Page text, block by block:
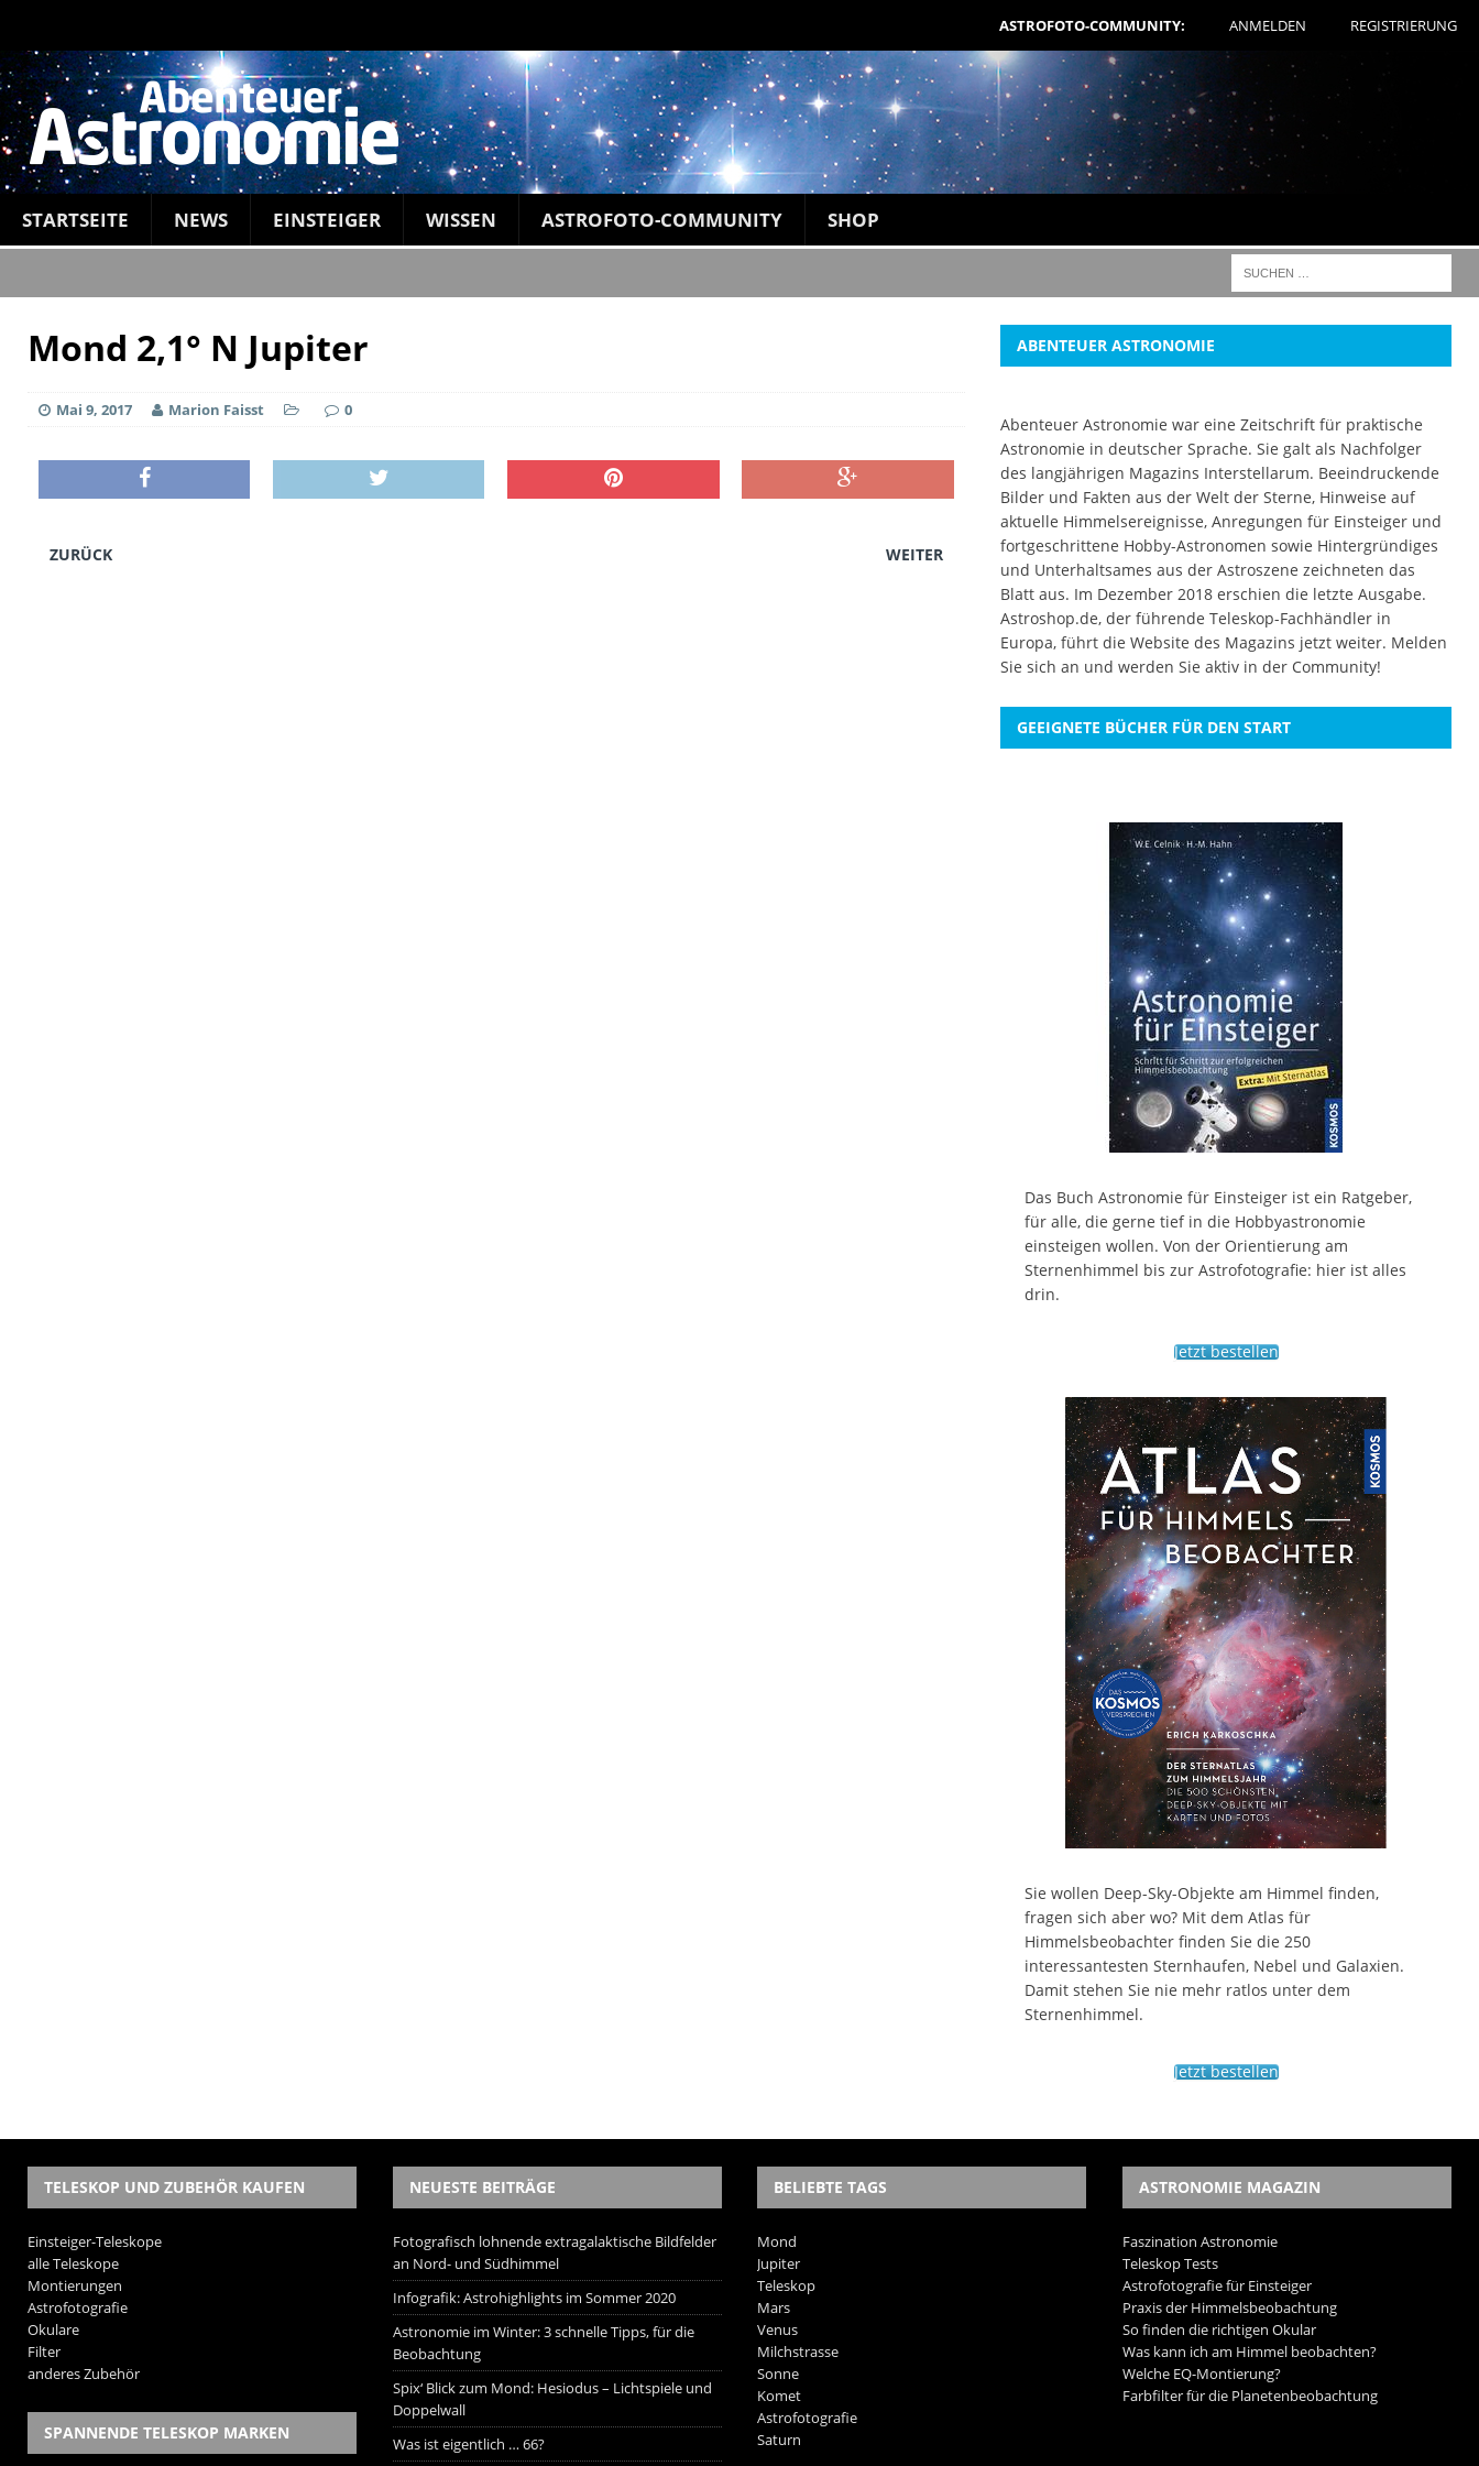
ASTROFOTO-COMMUNITY: ANMELDEN REGISTRIERUNG
STARTSEITE NEWS EINSTEIGER WISSEN ASTROFOTO-COMMUNITY SHOP
Mond 2,1° N Jupiter
Mai 9, 2017 Marion Faisst 0
ZURÜCK WEITER
ABENTEUER ASTRONOMIE
Abenteuer Astronomie war eine Zeitschrift für praktische
Astronomie in deutscher Sprache. Sie galt als Nachfolger
des langjährigen Magazins Interstellarum. Beeindruckende
Bilder und Fakten aus der Welt der Sterne, Hinweise auf
aktuelle Himmelsereignisse, Anregungen für Einsteiger und
fortgeschrittene Hobby-Astronomen sowie Hintergründiges
und Unterhaltsames aus der Astroszene zeichneten das
Blatt aus. Im Dezember 2018 erschien die letzte Ausgabe.
Astroshop.de, der führende Teleskop-Fachhändler in
Europa, führt die Website des Magazins jetzt weiter. Melden
Sie sich an und werden Sie aktiv in der Community!
GEEIGNETE BÜCHER FÜR DEN START
Das Buch Astronomie für Einsteiger ist ein Ratgeber,
für alle, die gerne tief in die Hobbyastronomie
einsteigen wollen. Von der Orientierung am
Sternenhimmel bis zur Astrofotografie: hier ist alles
drin.
Jetzt bestellen
Sie wollen Deep-Sky-Objekte am Himmel finden,
fragen sich aber wo? Mit dem Atlas für
Himmelsbeobachter finden Sie die 250
interessantesten Sternhaufen, Nebel und Galaxien.
Damit stehen Sie nie mehr ratlos unter dem
Sternenhimmel.
Jetzt bestellen
TELESKOP UND ZUBEHÖR KAUFEN
Einsteiger-Teleskope
alle Teleskope
Montierungen
Astrofotografie
Okulare
Filter
anderes Zubehör
SPANNENDE TELESKOP MARKEN
NEUESTE BEITRÄGE
Fotografisch lohnende extragalaktische Bildfelder
an Nord- und Südhimmel
Infografik: Astrohighlights im Sommer 2020
Astronomie im Winter: 3 schnelle Tipps, für die
Beobachtung
Spix‘ Blick zum Mond: Hesiodus – Lichtspiele und
Doppelwall
Was ist eigentlich … 66?
BELIEBTE TAGS
Mond
Jupiter
Teleskop
Mars
Venus
Milchstrasse
Sonne
Komet
Astrofotografie
Saturn
ASTRONOMIE MAGAZIN
Faszination Astronomie
Teleskop Tests
Astrofotografie für Einsteiger
Praxis der Himmelsbeobachtung
So finden die richtigen Okular
Was kann ich am Himmel beobachten?
Welche EQ-Montierung?
Farbfilter für die Planetenbeobachtung